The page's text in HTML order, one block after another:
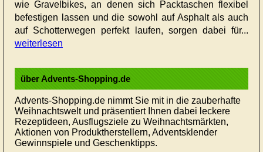
wie Gravelbikes, an denen sich Packtaschen flexibel
befestigen lassen und die sowohl auf Asphalt als auch
auf Schotterwegen perfekt laufen, sorgen dabei für...
weiterlesen
über Advents-Shopping.de
Advents-Shopping.de nimmt Sie mit in die zauberhafte
Weihnachtswelt und präsentiert Ihnen dabei leckere
Rezeptideen, Ausflugsziele zu Weihnachtsmärkten,
Aktionen von Produktherstellern, Adventsklender
Gewinnspiele und Geschenktipps.